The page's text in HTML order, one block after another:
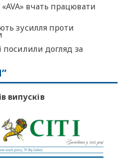
вчать працювати
зусилля проти
посилили догляд за
випусків